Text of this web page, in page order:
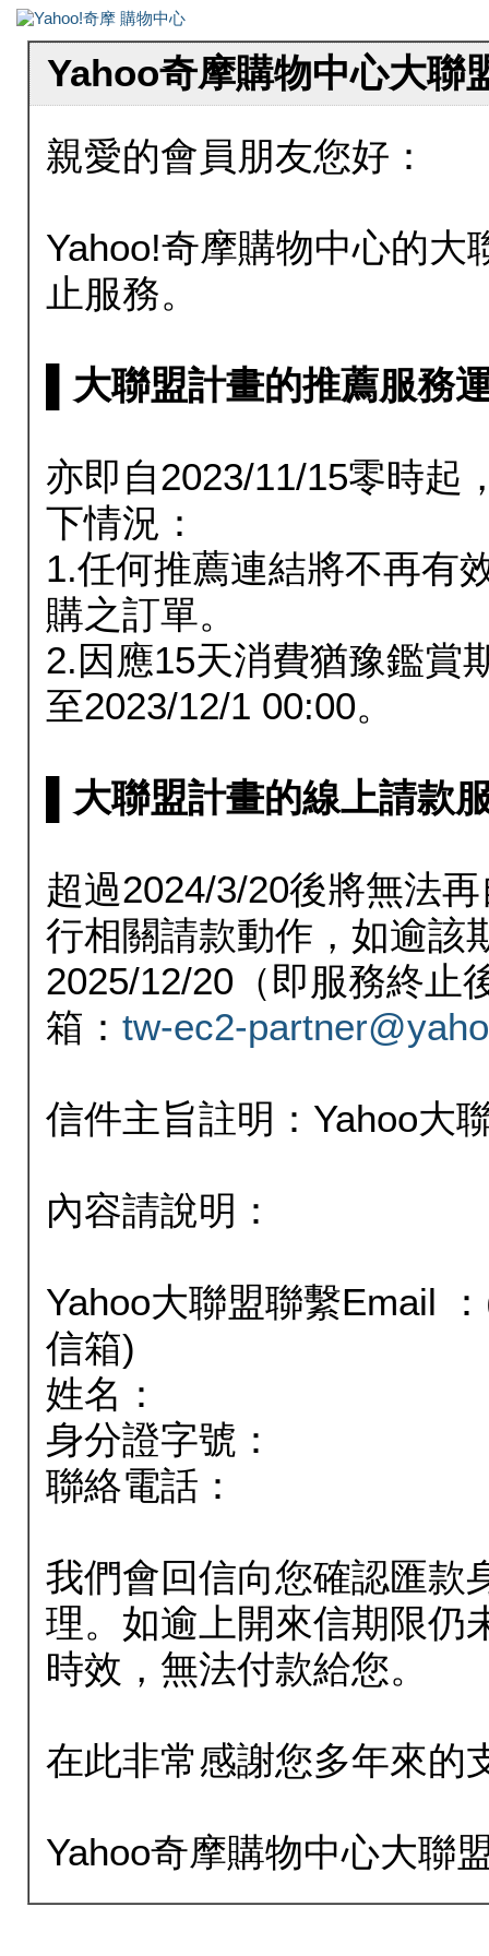
Yahoo奇摩購物中心大聯
親愛的會員朋友您好：
Yahoo!奇摩購物中心的大
止服務。
▌大聯盟計畫的推薦服務
亦即自2023/11/15零時起
下情況：
1.任何推薦連結將不再有
購之訂單。
2.因應15天消費猶豫鑑賞
至2023/12/1 00:00。
▌大聯盟計畫的線上請款
超過2024/3/20後將無法
行相關請款動作，如逾該
2025/12/20（即服務終止
箱： tw-ec2-
信件主旨註明：Yahoo大
內容請說明：
Yahoo大聯盟聯繫Email
信箱)
姓名：
身分證字號：
聯絡電話：
我們會回信向您確認匯款
理。如逾上開來信期限仍
時效，無法付款給您。
在此非常感謝您多年來的
Yahoo奇摩購物中心大